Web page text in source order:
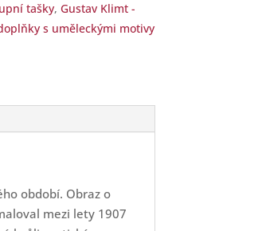
tašky,Gustav Klimt -
s uměleckými motivy
období. Obraz o
mezi lety 1907